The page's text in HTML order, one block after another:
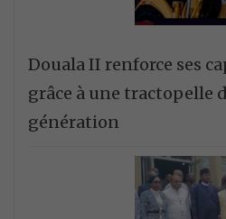
Douala II renforce ses
grâce à une tractopelle
génération